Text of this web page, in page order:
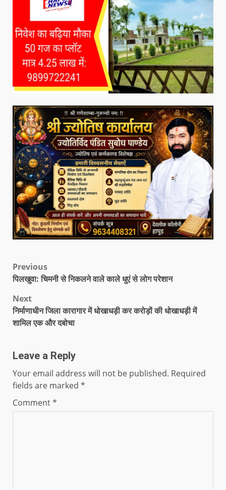
Previous
पिलखुवा: चिमनी से निकलने वाले काले धुएं से लोग परेशान
Next
निर्माणाधीन जिला कारागार में धोखाधड़ी कर करोड़ों की धोखाधड़ी में
शामिल एक और दबोचा
Leave a Reply
Your email address will not be published. Required
fields are marked *
Comment*